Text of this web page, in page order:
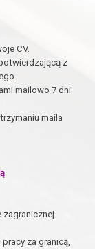
CV.
z
mailowo 7 dni
maila
za granicą,